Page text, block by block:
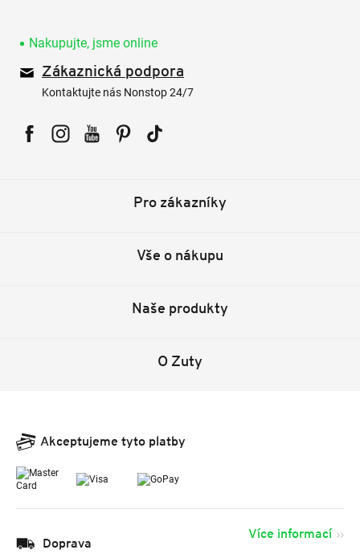
Nakupujte, jsme online
Zákaznická podpora
Kontaktujte nás Nonstop 24/7
Pro zákazníky
Vše o nákupu
Naše produkty
O Zuty
Akceptujeme tyto platby
Doprava
Více informací